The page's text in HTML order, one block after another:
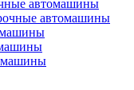
автомашины
автомашины